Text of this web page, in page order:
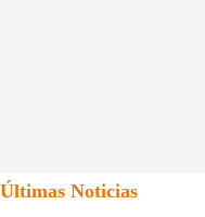
Últimas Noticias